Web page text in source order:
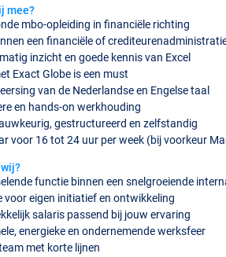
mee?
mbo-opleiding in financiële richting
een financiële of
inzicht en goede kennis van Excel
Exact Globe is een must
van de Nederlandse en Engelse taal
en hands-on werkhouding
gestructureerd en zelfstandig
voor 16 tot 24 uur per week (bij voorkeur
functie binnen een snelgroeiende
voor eigen initiatief en ontwikkeling
salaris passend bij jouw ervaring
energieke en ondernemende werksfeer
met korte lijnen